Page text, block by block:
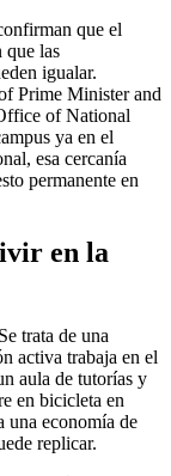
que el
que las
igualar.
Prime Minister and
of National
ya en el
esa cercanía
permanente en
en la
trata de una
activa trabaja en el
aula de tutorías y
en bicicleta en
una economía de
replicar.